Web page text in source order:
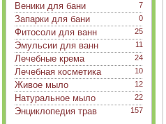
7
Веники для бани
0
Запарки для бани
25
Фитосоли для ванн
11
Эмульсии для ванн
24
Лечебные крема
10
Лечебная косметика
12
Живое мыло
22
Натуральное мыло
157
Энциклопедия трав